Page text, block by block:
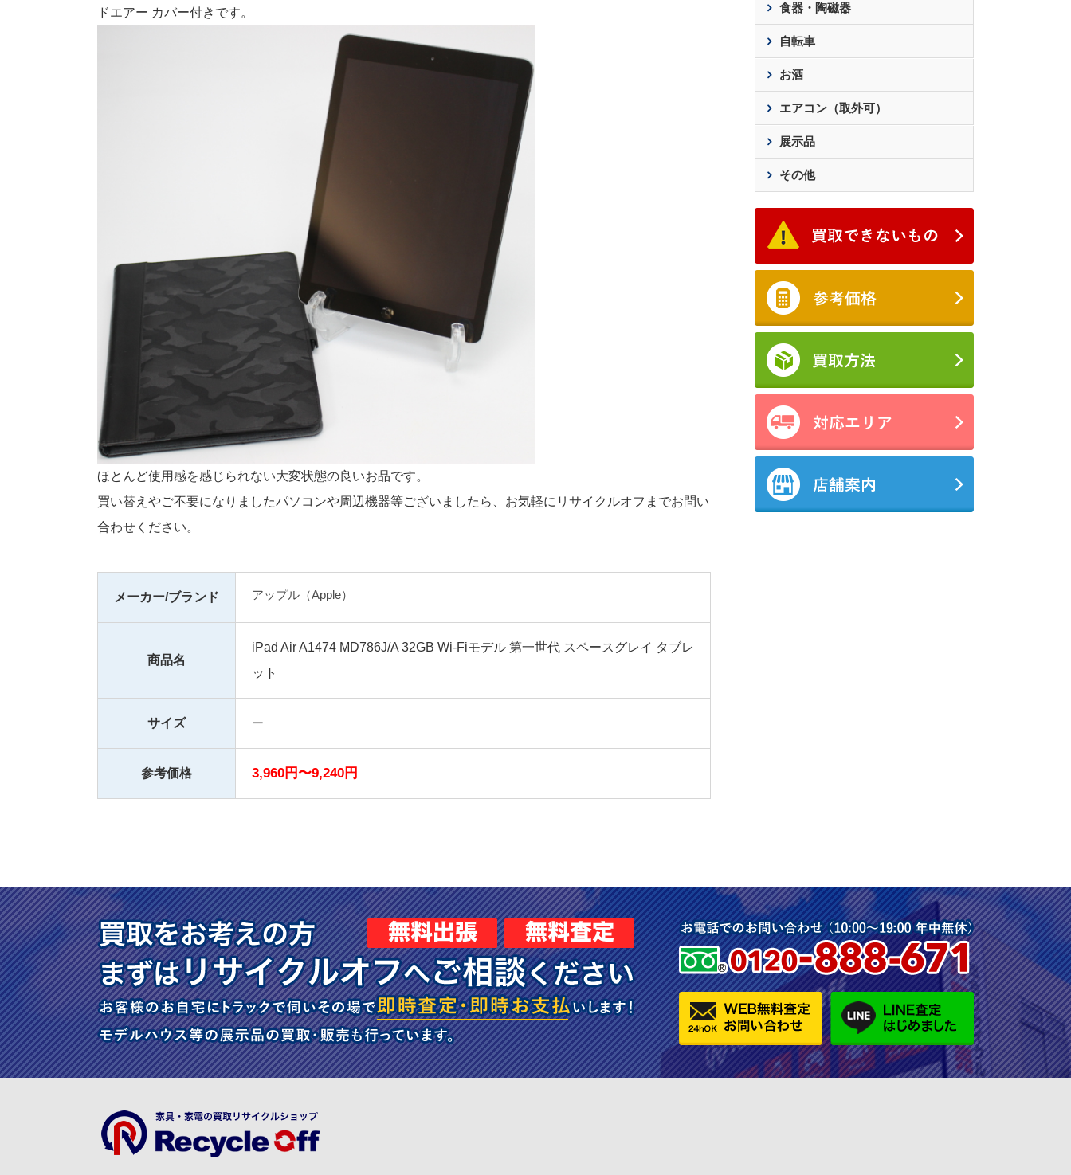
ドエアー カバー付きです。
ほとんど使用感を感じられない大変状態の良いお品です。
買い替えやご不要になりましたパソコンや周辺機器等ございましたら、お気軽にリサイクルオフまでお問い
合わせください。
メーカー/ブランド アップル（Apple）
商品名
iPad Air A1474 MD786J/A 32GB Wi-Fiモデル 第一世代 スペースグレイ タブレ
ット
サイズ ー
参考価格 3,960円〜9,240円
食器・陶磁器
自転車
お酒
エアコン（取外可）
展示品
その他